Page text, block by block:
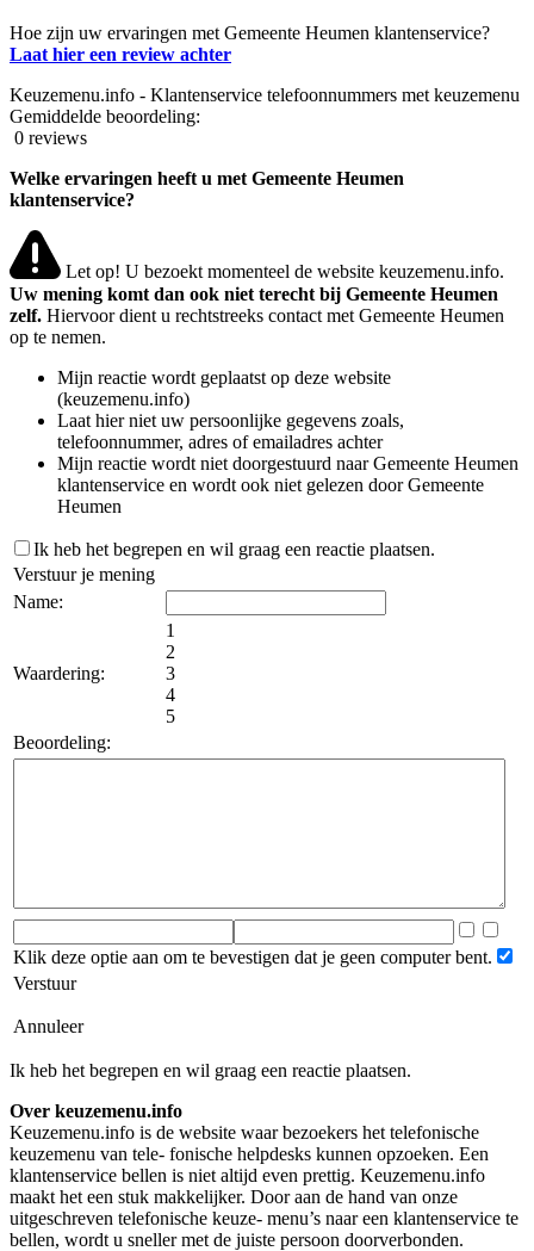
Hoe zijn uw ervaringen met Gemeente Heumen klantenservice?
Laat hier een review achter
Keuzemenu.info - Klantenservice telefoonnummers met keuzemenu
Gemiddelde beoordeling:
0 reviews
Welke ervaringen heeft u met Gemeente Heumen
klantenservice?
Let op! U bezoekt momenteel de website keuzemenu.info.
Uw mening komt dan ook niet terecht bij Gemeente Heumen
zelf. Hiervoor dient u rechtstreeks contact met Gemeente Heumen
op te nemen.
Mijn reactie wordt geplaatst op deze website
(keuzemenu.info)
Laat hier niet uw persoonlijke gegevens zoals,
telefoonnummer, adres of emailadres achter
Mijn reactie wordt niet doorgestuurd naar Gemeente Heumen
klantenservice en wordt ook niet gelezen door Gemeente
Heumen
Ik heb het begrepen en wil graag een reactie plaatsen.
Verstuur je mening
Name:
Waardering:
1
2
3
4
5
Beoordeling:
Klik deze optie aan om te bevestigen dat je geen computer bent.
Verstuur
Annuleer
Ik heb het begrepen en wil graag een reactie plaatsen.
Over keuzemenu.info
Keuzemenu.info is de website waar bezoekers het telefonische
keuzemenu van tele- fonische helpdesks kunnen opzoeken. Een
klantenservice bellen is niet altijd even prettig. Keuzemenu.info
maakt het een stuk makkelijker. Door aan de hand van onze
uitgeschreven telefonische keuze- menu’s naar een klantenservice te
bellen, wordt u sneller met de juiste persoon doorverbonden.